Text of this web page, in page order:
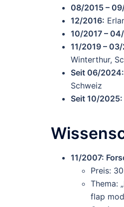
08/2015 –
12/2016:
10/2017 –
11/2019 –
Winterthur,
Seit 06/2024:
Seit 10/2025:
11/2007:
Preis:
Thema:
flap